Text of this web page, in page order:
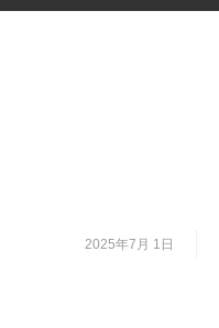
2025年7月 1日